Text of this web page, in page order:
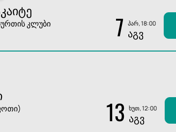
კლუბი 7 პარ, 18:00
ᲐᲒᲕ
13 ხუთ, 12:00
ᲐᲒᲕ